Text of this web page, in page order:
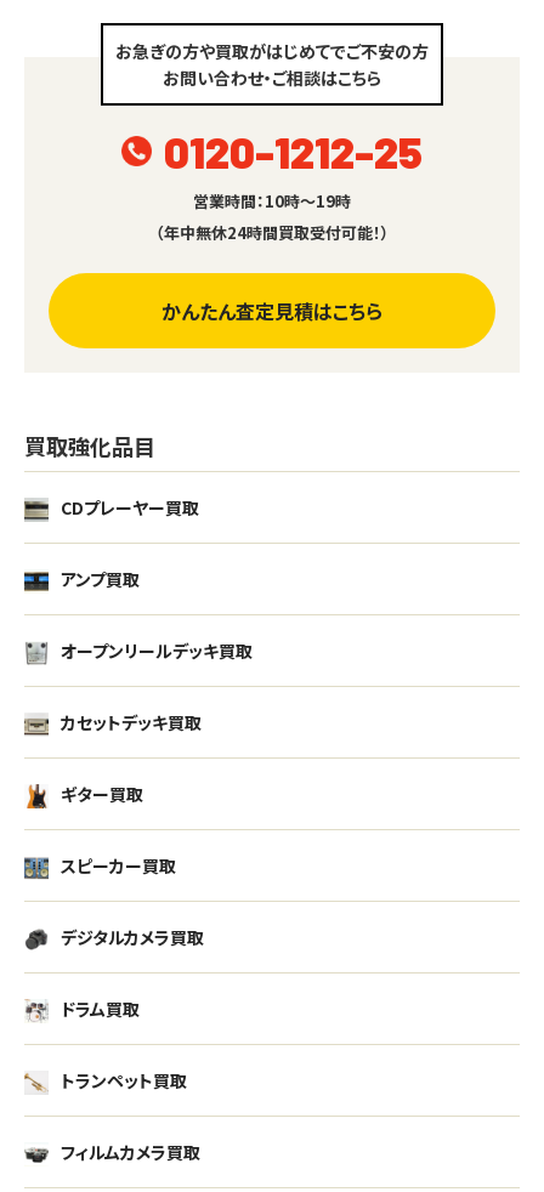
お急ぎの方や買取がはじめてでご不安の方
お問い合わせ・ご相談はこちら
0120-1212-25
営業時間：10時～19時
（年中無休24時間買取受付可能！）
かんたん査定見積はこちら
買取強化品目
CDプレーヤー買取
アンプ買取
オープンリールデッキ買取
カセットデッキ買取
ギター買取
スピーカー買取
デジタルカメラ買取
ドラム買取
トランペット買取
フィルムカメラ買取